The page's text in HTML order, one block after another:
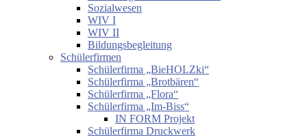
Sozialwesen
WIV I
WIV II
Bildungsbegleitung
Schülerfirmen
Schülerfirma „BieHOLZki“
Schülerfirma „Brotbären“
Schülerfirma „Flora“
Schülerfirma „Im-Biss“
IN FORM Projekt
Schülerfirma Druckwerk